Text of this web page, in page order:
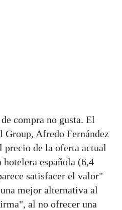
compra no gusta. El
Group, Afredo Fernández
precio de la oferta actual
española (6,4
satisfacer el valor"
mejor alternativa al
al no ofrecer una